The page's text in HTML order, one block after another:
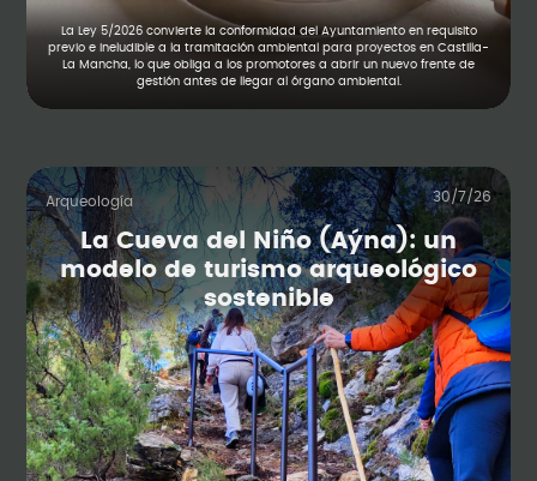
La Ley 5/2026 convierte la conformidad del Ayuntamiento en requisito
previo e ineludible a la tramitación ambiental para proyectos en Castilla-
La Mancha, lo que obliga a los promotores a abrir un nuevo frente de
gestión antes de llegar al órgano ambiental.
Arqueología 30/7/26
La Cueva del Niño (Aýna): un
modelo de turismo arqueológico
sostenible